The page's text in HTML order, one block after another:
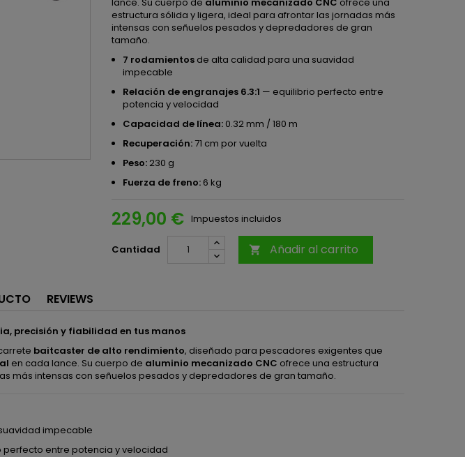
estructura sólida y ligera, ideal para afrontar las jornadas más
intensas con señuelos pesados y depredadores de gran
tamaño.
7 rodamientos de alta calidad para una suavidad
impecable
Relación de engranajes 6.3:1 — equilibrio perfecto entre
potencia y velocidad
Capacidad de línea: 0.32 mm / 180 m
Recuperación: 71 cm por vuelta
Peso: 230 g
Fuerza de freno: 6 kg
229,00 € Impuestos incluidos
Cantidad  Añadir al carrito
REVIEWS
precisión y fiabilidad en tus manos
baitcaster de alto rendimiento, diseñado para pescadores exigentes que
en cada lance. Su cuerpo de aluminio mecanizado CNC ofrece una estructura
más intensas con señuelos pesados y depredadores de gran tamaño.
impecable
entre potencia y velocidad